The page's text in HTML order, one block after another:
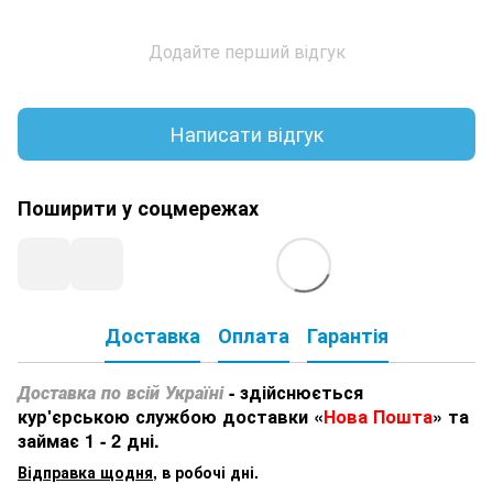
Додайте перший відгук
Написати відгук
Поширити у соцмережах
Доставка Оплата Гарантія
Доставка по всій Україні - здійснюється
кур'єрською службою доставки «Нова Пошта» та
займає 1 - 2 дні.
Відправка щодня, в робочі дні.